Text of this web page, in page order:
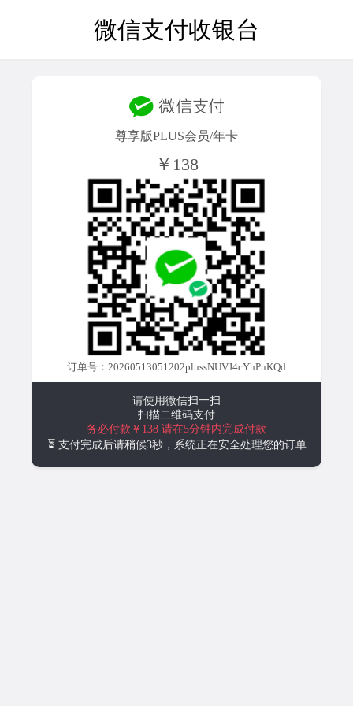
微信支付收银台
尊享版PLUS会员/年卡
￥138
订单号：20260513051202plussNUVJ4cYhPuKQd
请使用微信扫一扫
扫描二维码支付
务必付款￥138 请在5分钟内完成付款
⏳ 支付完成后请稍候3秒，系统正在安全处理您的订单